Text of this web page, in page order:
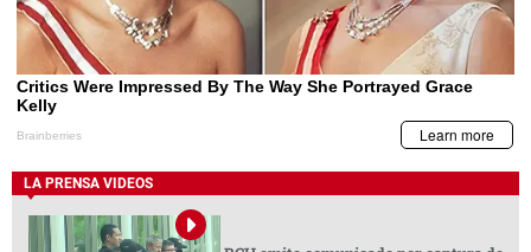
LA PRENSA VIDEOS